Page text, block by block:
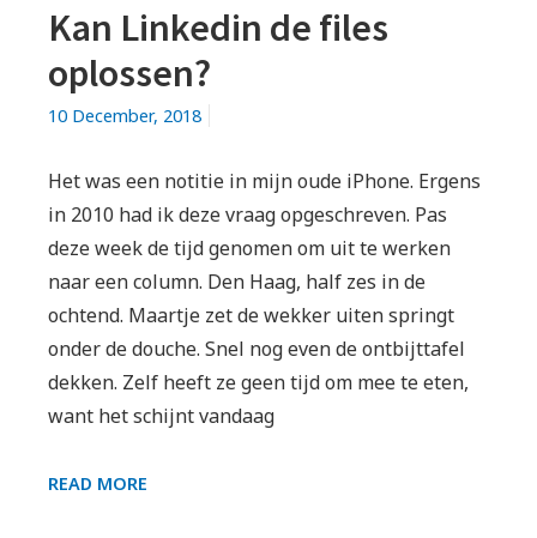
Kan Linkedin de files
oplossen?
10 December, 2018
Het was een notitie in mijn oude iPhone. Ergens
in 2010 had ik deze vraag opgeschreven. Pas
deze week de tijd genomen om uit te werken
naar een column. Den Haag, half zes in de
ochtend. Maartje zet de wekker uiten springt
onder de douche. Snel nog even de ontbijttafel
dekken. Zelf heeft ze geen tijd om mee te eten,
want het schijnt vandaag
READ MORE